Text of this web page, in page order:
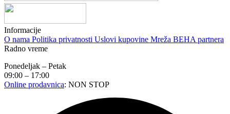
Informacije
O nama Politika privatnosti Uslovi kupovine Mreža BEHA partnera
Radno vreme
Ponedeljak – Petak
09:00 – 17:00
Online prodavnica: NON STOP